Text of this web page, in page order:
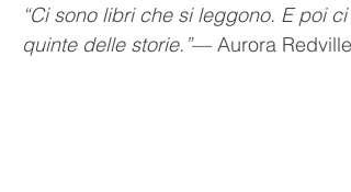
“Ci sono libri che si leggono. E poi
quinte delle storie.”— Aurora Redville